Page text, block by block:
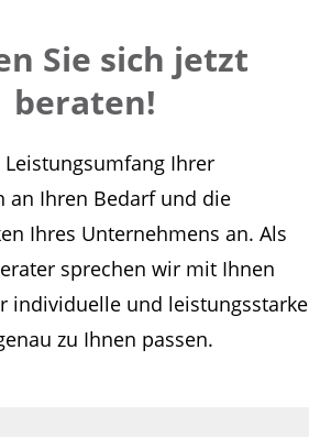
Sie sich jetzt
beraten!
Leistungsumfang Ihrer
an Ihren Bedarf und die
Ihres Unternehmens an. Als
sprechen wir mit Ihnen
individuelle und leistungsstarke
zu Ihnen passen.